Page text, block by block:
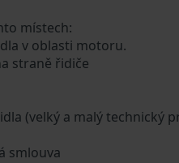
místech:
v oblasti motoru.
straně řidiče
(velký a malý technický
smlouva